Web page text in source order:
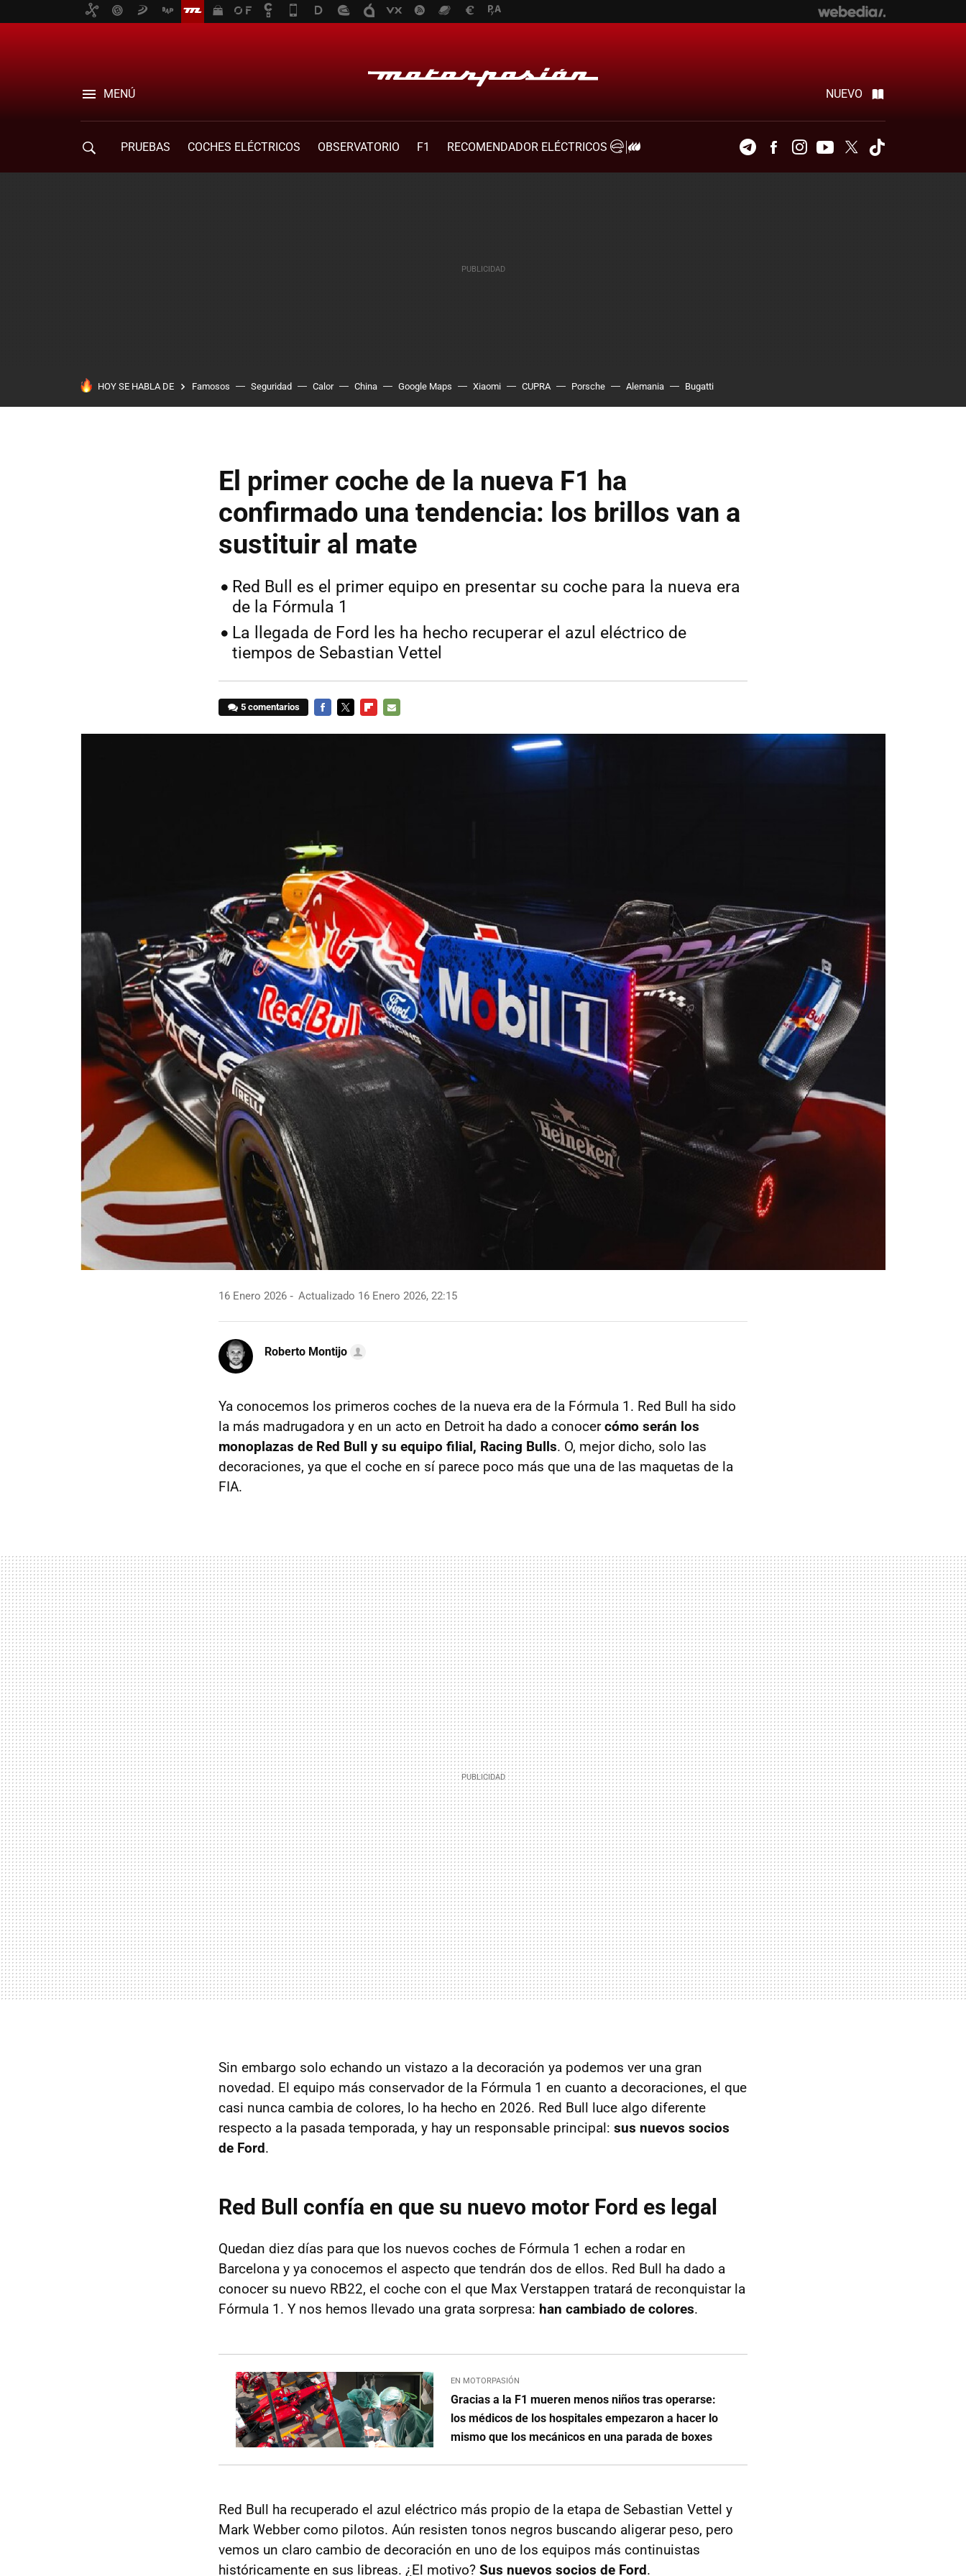
MENÚ NUEVO
PRUEBAS COCHES ELÉCTRICOS OBSERVATORIO F1
RECOMENDADOR ELÉCTRICOS
TelegramFacebookInstagramYoutubeTwitter
HOY SE HABLA DE Famosos Seguridad Calor China Google Maps Xiaomi CUPRA Porsche Alemania Bugatti
El primer coche de la nueva F1 ha
confirmado una tendencia: los brillos van a
sustituir al mate
Red Bull es el primer equipo en presentar su coche para la nueva era
de la Fórmula 1
La llegada de Ford les ha hecho recuperar el azul eléctrico de
tiempos de Sebastian Vettel
5 comentarios
16 Enero 2026 Actualizado 16 Enero 2026, 22:15
Roberto Montijo
Ya conocemos los primeros coches de la nueva era de la Fórmula 1. Red Bull ha sido
la más madrugadora y en un acto en Detroit ha dado a conocercómo serán los
monoplazas de Red Bull y su equipo filial, Racing Bulls. O, mejor dicho, solo las
decoraciones, ya que el coche en sí parece poco más que una de las maquetas de la
FIA.
Sin embargo solo echando un vistazo a la decoración ya podemos ver una gran
novedad. El equipo más conservador de la Fórmula 1 en cuanto a decoraciones, el que
casi nunca cambia de colores, lo ha hecho en 2026. Red Bull luce algo diferente
respecto a la pasada temporada, y hay un responsable principal: sus nuevos socios
de Ford.
Red Bull confía en que su nuevo motor Ford es legal
Quedan diez días para que los nuevos coches de Fórmula 1 echen a rodar en
Barcelona y ya conocemos el aspecto que tendrán dos de ellos. Red Bull ha dado a
conocer su nuevo RB22, el coche con el que Max Verstappen tratará de reconquistar la
Fórmula 1. Y nos hemos llevado una grata sorpresa: han cambiado de colores.
EN MOTORPASIÓN
Gracias a la F1 mueren menos niños tras operarse:
los médicos de los hospitales empezaron a hacer lo
mismo que los mecánicos en una parada de boxes
Red Bull ha recuperado el azul eléctrico más propio de la etapa de Sebastian Vettel y
Mark Webber como pilotos. Aún resisten tonos negros buscando aligerar peso, pero
vemos un claro cambio de decoración en uno de los equipos más continuistas
históricamente en sus libreas. ¿El motivo? Sus nuevos socios de Ford.